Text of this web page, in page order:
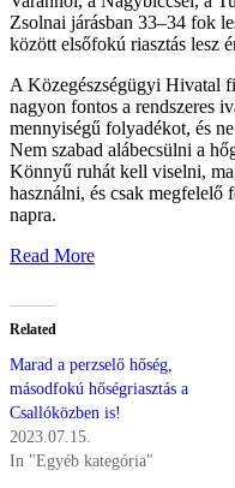
Zsolnai járásban 33–34 fok
között elsőfokú riasztás lesz
A Közegészségügyi Hivatal
nagyon fontos a rendszeres
mennyiségű folyadékot, és
Nem szabad alábecsülni a
Könnyű ruhát kell viselni,
használni, és csak
napra.
Read More
Related
Marad a perzselő hőség,
másodfokú hőségriasztás a
Csallóközben is!
2023.07.15.
In "Egyéb kategória"